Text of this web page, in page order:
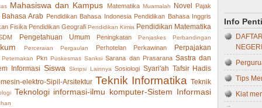
Mahasiswa dan Kampus Matematika Muamalah Novel
Pajak
Arab Pendidikan Bahasa Indonesia Pendidikan Bahasa Inggris
Fisika Pendidikan Geografi Pendidikan Kimia Pendidikan Matematika
Pengetahuan Umum Peningkatan Penjaskes Perbandingan
Perceraian Pergaulan Perhotelan Perkawinan
Perpajakan
Peternakan Pkn Puskesmas Sanksi Sarana dan Prasarana Sastra dan
Informasi Siswa Skripsi Lainnya Sosiologi Syari'ah Tafsir Hadis
elektro-Sipil-Arsitektur Teknik Informatika Teknik
Teknologi informasi-ilmu komputer-Sistem Informasi
Ilmu
Ilmu
Ilmu
IPS
Kiat
Tips
Pasca
Jenis-
Info
Tips
Kiat